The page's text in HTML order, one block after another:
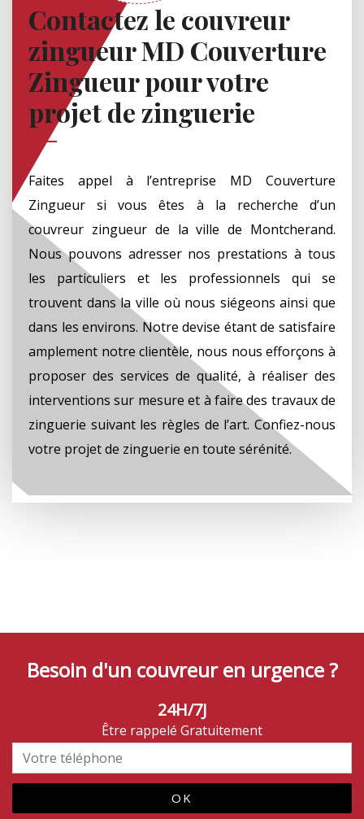
Contactez le couvreur
zingueur MD Couverture
Zingueur pour votre
projet de zinguerie
Faites appel à l’entreprise MD Couverture
Zingueur si vous êtes à la recherche d’un
couvreur zingueur de la ville de Montcherand.
Nous pouvons adresser nos prestations à tous
les particuliers et les professionnels qui se
trouvent dans la ville où nous siégeons ainsi que
dans les environs. Notre devise étant de satisfaire
amplement notre clientèle, nous nous efforçons à
proposer des services de qualité, à réaliser des
interventions sur mesure et à faire des travaux de
zinguerie suivant les règles de l’art. Confiez-nous
votre projet de zinguerie en toute sérénité.
Besoin d'un couvreur en urgence ?
24H/7J
Être rappelé Gratuitement